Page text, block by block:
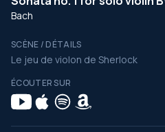
Bach
SCÈNE / DÉTAILS
Le jeu de violon de Sherlock
ÉCOUTER SUR